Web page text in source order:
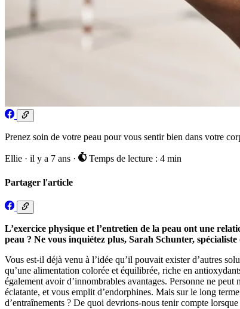
Prenez soin de votre peau pour vous sentir bien dans votre
Ellie · il y a 7 ans · Temps de lecture : 4 min
Partager l'article
L’exercice physique et l’entretien de la peau ont une
peau ? Ne vous inquiétez plus, Sarah Schunter,
Vous est-il déjà venu à l’idée qu’il pouvait exister d’autres
qu’une alimentation colorée et équilibrée, riche en
également avoir d’innombrables avantages. Personne ne
éclatante, et vous emplit d’endorphines. Mais sur le long
d’entraînements ? De quoi devrions-nous tenir compte